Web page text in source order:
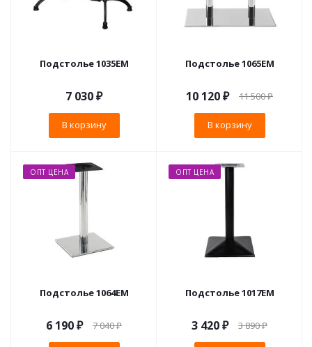
Подстолье 1035EM
7 030₽
В корзину
Подстолье 1065EM
10 120₽ 11 500₽
В корзину
ОПТ ЦЕНА
Подстолье 1064EM
6 190₽ 7 040₽
ОПТ ЦЕНА
Подстолье 1017EM
3 420₽ 3 890₽